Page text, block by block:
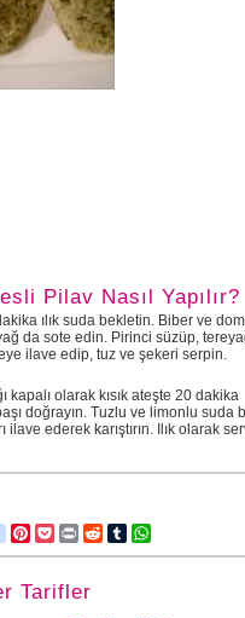
Pilav Nasıl Yapılır?
ılık suda bekletin. Biber ve
da sote edin. Pirinci süzüp,
ilave edip, tuz ve şekeri serpin.
olarak kısık ateşte 20 dakika
doğrayın. Tuzlu ve limonlu suda
ilave ederek karıştırın. Ilık olarak
google_bookmarks
Pinterest
Pocket
Print RedditTumblr
Tarifler